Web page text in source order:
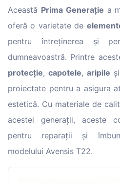
Această Prima Generație a
oferă o varietate de
pentru întreținerea și
dumneavoastră. Printre
protecție, capotele, aripile
proiectate pentru a asigura
estetică. Cu materiale de
acestei generații, aceste
pentru reparații și
modelului Avensis T22.